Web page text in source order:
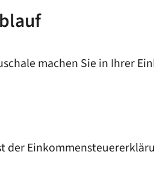
machen Sie in Ihrer
der